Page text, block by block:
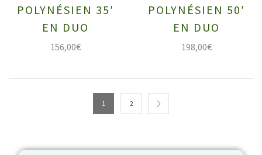
POLYNÉSIEN 35′
EN DUO
156,00€
POLYNÉSIEN 50′
EN DUO
198,00€
1 2